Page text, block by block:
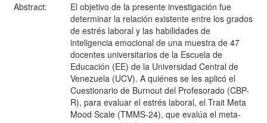
Abstract:
El objetivo de la presente investigación fue
determinar la relación existente entre los grados
de estrés laboral y las habilidades de
inteligencia emocional de una muestra de 47
docentes universitarios de la Escuela de
Educación (EE) de la Universidad Central de
Venezuela (UCV). A quiénes se les aplicó el
Cuestionario de Burnout del Profesorado (CBP-
R), para evaluar el estrés laboral, el Trait Meta
Mood Scale (TMMS-24), que evalúa el meta-